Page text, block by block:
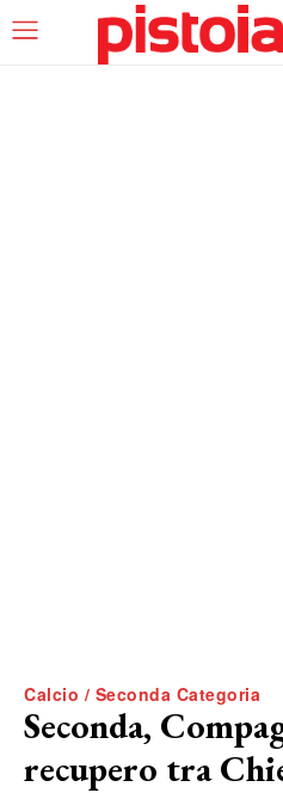
Calcio / Seconda Categoria
Seconda,
recupero tra